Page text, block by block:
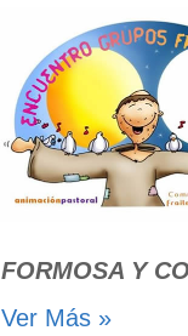
FORMOSA Y
Ver Más »